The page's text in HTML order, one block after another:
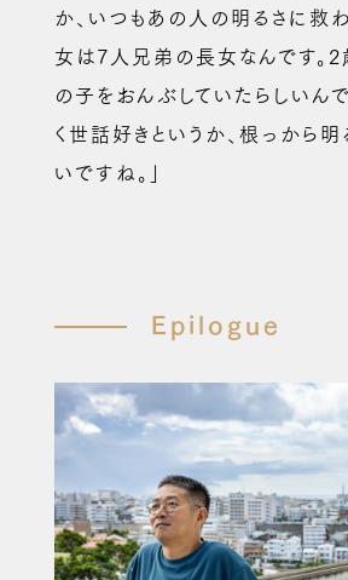
か、いつもあの人の明るさに救
女は7人兄弟の長女なんです。
の子をおんぶしていたらしいんで
く世話好きというか、根っから
いですね。」
Epilogue